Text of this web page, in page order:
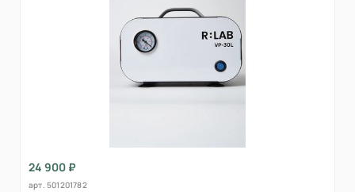
24 900 ₽
арт. 501201782